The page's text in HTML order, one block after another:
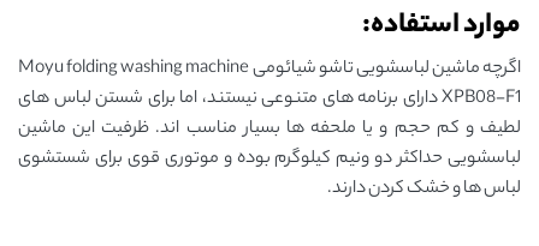
موارد استفاده:
اگرچه ماشین لباسشویی تاشو شیائومی Moyu folding washing machine
XPB08-F1 دارای برنامه های متنوعی نیستند، اما برای شستن لباس های
لطیف و کم حجم و یا ملحفه ها بسیار مناسب اند. ظرفیت این ماشین
لباسشویی حداکثر دو ونیم کیلوگرم بوده و موتوری قوی برای شستشوی
لباس ها و خشک کردن دارند.